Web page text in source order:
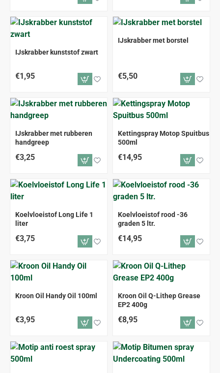
IJskrabber kunststof zwart
€1,95
IJskrabber met borstel
€5,50
IJskrabber met rubberen
handgreep
€3,25
Kettingspray Motop Spuitbus
500ml
€14,95
Koelvloeistof Long Life 1
liter
€3,75
Koelvloeistof rood -36
graden 5 ltr.
€14,95
Kroon Oil Handy Oil 100ml
€3,95
Kroon Oil Q-Lithep Grease
EP2 400g
€8,95